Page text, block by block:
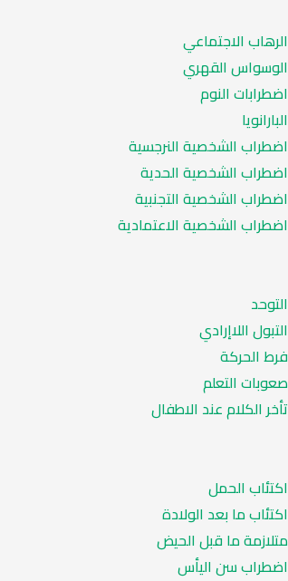
الرهاب الاجتماعي
الوسواس القهري
اضطرابات النوم
البارانويا
اضطراب الشخصية النرجسية
اضطراب الشخصية الحدية
اضطراب الشخصية التجنبية
اضطراب الشخصية الاعتمادية
التوحد
التبول اللاإرادي
فرط الحركة
صعوبات التعلم
تأخر الكلام عند الاطفال
اكتئاب الحمل
اكتئاب ما بعد الولادة
متلازمة ما قبل الحيض
اضطراب سن اليأس